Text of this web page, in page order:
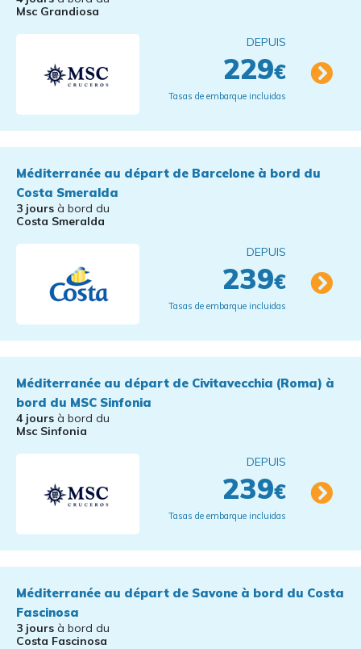
Msc Grandiosa
DEPUIS
229€
Tasas de embarque incluidas
Méditerranée au départ de Barcelone à bord du
Costa Smeralda
3 jours à bord du
Costa Smeralda
DEPUIS
239€
Tasas de embarque incluidas
Méditerranée au départ de Civitavecchia (Roma) à
bord du MSC Sinfonia
4 jours à bord du
Msc Sinfonia
DEPUIS
239€
Tasas de embarque incluidas
Méditerranée au départ de Savone à bord du Costa
Fascinosa
3 jours à bord du
Costa Fascinosa